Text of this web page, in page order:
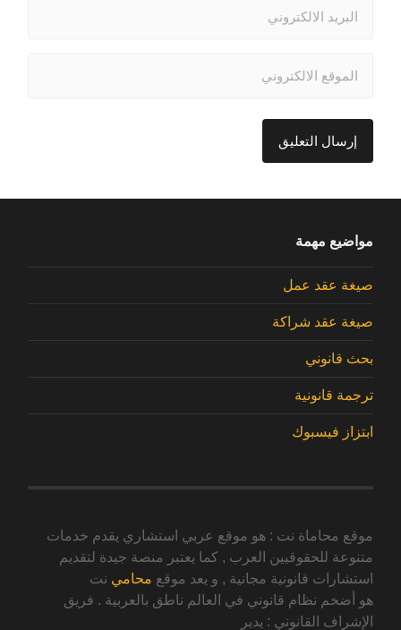
مواضيع مهمة
صيغة عقد عمل
صيغة عقد شراكة
بحث قانوني
ترجمة قانونية
ابتزاز فيسبوك
موقع محاماة نت : هو موقع عربي استشاري يقدم خدمات
متنوعة للحقوقيين العرب , كما يعتبر منصة جيدة لتقديم
استشارات قانونية مجانية , و يعد موقع محامي نت
هو أضخم نظام قانوني في العالم ناطق بالعربية . فريق
الإشراف القانوني : يدير